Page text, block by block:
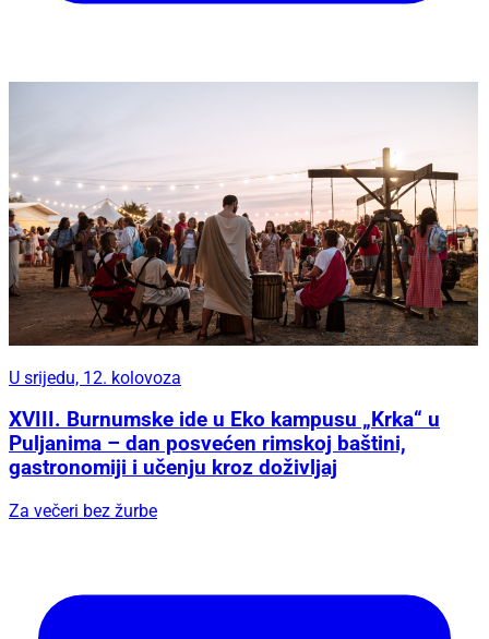
U srijedu, 12. kolovoza
XVIII. Burnumske ide u Eko kampusu „Krka“ u
Puljanima – dan posvećen rimskoj baštini,
gastronomiji i učenju kroz doživljaj
Za večeri bez žurbe